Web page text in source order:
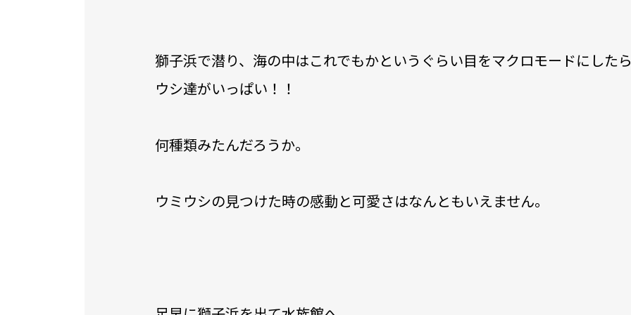
獅子浜で潜り、海の中はこれでもかというぐらい目をマクロモードにした
ウシ達がいっぱい！！
何種類みたんだろうか。
ウミウシの見つけた時の感動と可愛さはなんともいえません。